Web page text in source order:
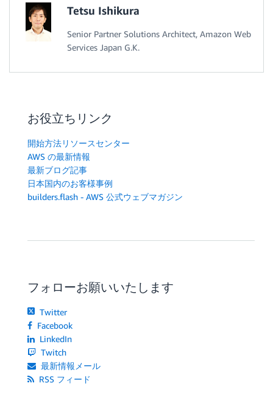
Tetsu Ishikura
Senior Partner Solutions Architect, Amazon Web
Services Japan G.K.
お役立ちリンク
開始方法リソースセンター
AWS の最新情報
最新ブログ記事
日本国内のお客様事例
builders.flash - AWS 公式ウェブマガジン
フォローお願いいたします
Twitter
Facebook
LinkedIn
Twitch
最新情報メール
RSS フィード